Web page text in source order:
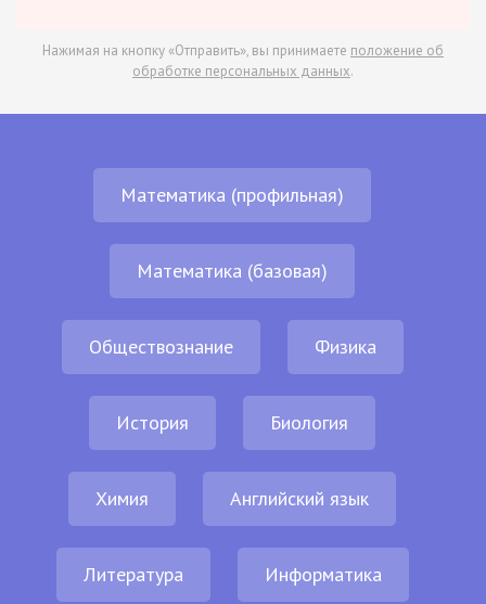
Нажимая на кнопку «Отправить», вы принимаете положение об
обработке персональных данных.
Математика (профильная)
Математика (базовая)
Обществознание Физика
История Биология
Химия Английский язык
Литература Информатика